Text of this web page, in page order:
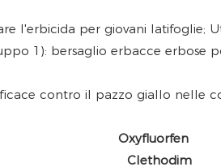
l'erbicida per giovani latifoglie;
1): bersaglio erbacce erbose
contro il pazzo giallo nelle
Oxyfluorfen